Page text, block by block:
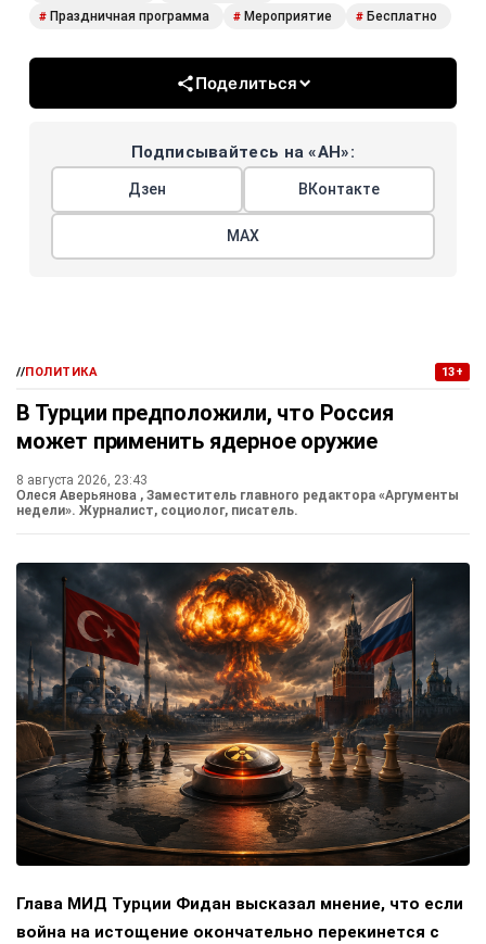
# Праздничная программа # Мероприятие # Бесплатно
Поделиться
Подписывайтесь на «АН»:
Дзен ВКонтакте
МАХ
//ПОЛИТИКА 13+
В Турции предположили, что Россия
может применить ядерное оружие
8 августа 2026, 23:43
Олеся Аверьянова , Заместитель главного редактора «Аргументы
недели». Журналист, социолог, писатель.
Глава МИД Турции Фидан высказал мнение, что если
война на истощение окончательно перекинется с